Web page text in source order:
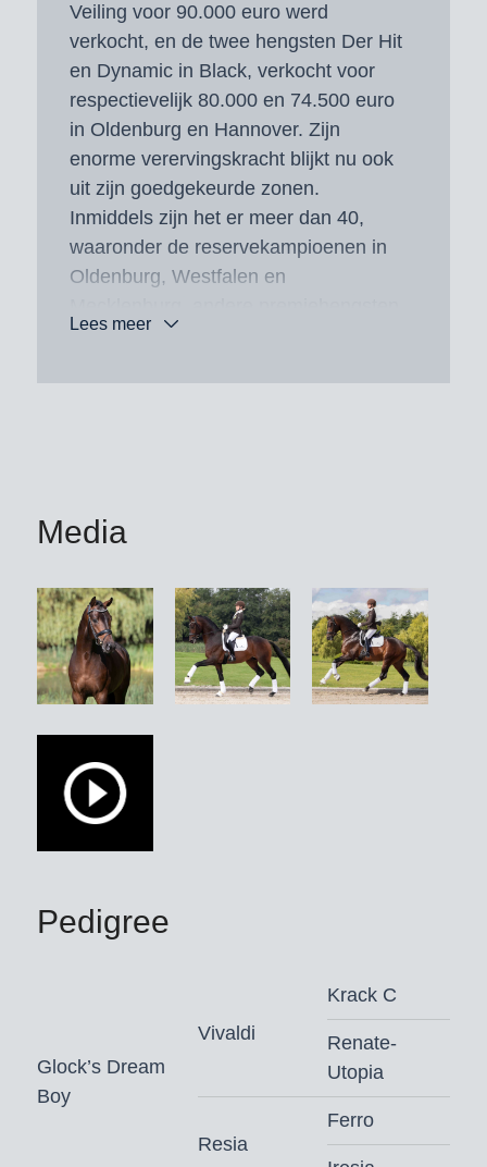
Veiling voor 90.000 euro werd
verkocht, en de twee hengsten Der Hit
en Dynamic in Black, verkocht voor
respectievelijk 80.000 en 74.500 euro
in Oldenburg en Hannover. Zijn
enorme verervingskracht blijkt nu ook
uit zijn goedgekeurde zonen.
Inmiddels zijn het er meer dan 40,
waaronder de reservekampioenen in
Oldenburg, Westfalen en
zoals Dynamic Dancer, die bovendien
Happiness werd Bundes- en
Oldenburgs kampioensmerrie en
reservekampioensmerrie in Rastede.
In Nederland behaalde Real Dream,
onder de tweevoudig
wereldkampioene Charlotte Fry
(GBR), een bronzen medaille bij de
Pavo Cup. Talrijke andere
medaillewinnaars bij de jonge
paardenkampioenschappen zijn
Westfaalse reservekampioen en
vierde op het Bundeschampionat Du
reservekampioensmerrie Bonjour la
Rouge K, en de Brandenburger
reservekampioen Der Ott. Net zo
veulenkampioenen uit het huis van
Lees meer
Media
Pedigree
Glock’s Dream
Boy
Vivaldi
Krack C
Renate-
Utopia
Resia
Ferro